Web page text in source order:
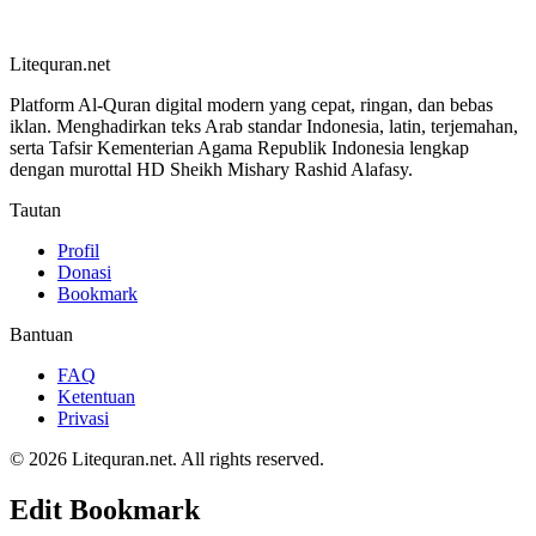
Litequran.net
Platform Al-Quran digital modern yang cepat, ringan, dan bebas
iklan. Menghadirkan teks Arab standar Indonesia, latin, terjemahan,
serta Tafsir Kementerian Agama Republik Indonesia lengkap
dengan murottal HD Sheikh Mishary Rashid Alafasy.
Tautan
Profil
Donasi
Bookmark
Bantuan
FAQ
Ketentuan
Privasi
© 2026 Litequran.net. All rights reserved.
Edit Bookmark